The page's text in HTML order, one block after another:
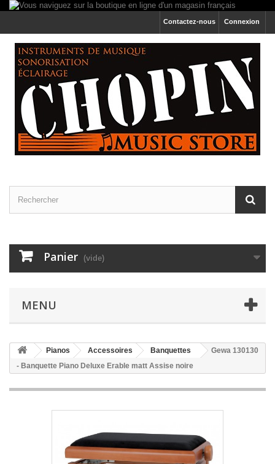
Connexion
Contactez-nous
Panier (vide)
MENU
Pianos Accessoires Banquettes
Gewa 130130
- Banquette Piano Deluxe Erable matt Assise noire